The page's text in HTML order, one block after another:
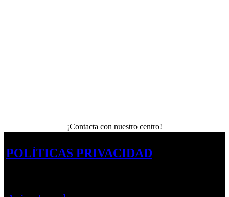
¡Contacta con nuestro centro!
POLÍTICAS PRIVACIDAD